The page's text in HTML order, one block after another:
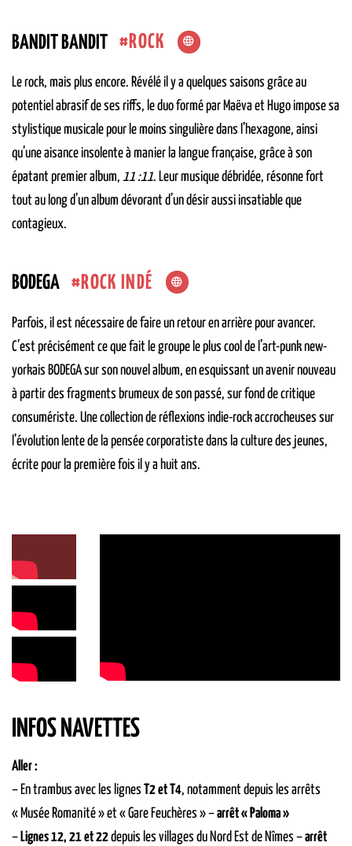
BANDIT BANDIT ROCK
Le rock, mais plus encore. Révélé il y a quelques saisons grâce au
potentiel abrasif de ses riffs, le duo formé par Maëva et Hugo impose sa
stylistique musicale pour le moins singulière dans l’hexagone, ainsi
qu’une aisance insolente à manier la langue française, grâce à son
épatant premier album, 11 :11. Leur musique débridée, résonne fort
tout au long d’un album dévorant d’un désir aussi insatiable que
contagieux.
BODEGA ROCK INDÉ
Parfois, il est nécessaire de faire un retour en arrière pour avancer.
C’est précisément ce que fait le groupe le plus cool de l’art-punk new-
yorkais BODEGA sur son nouvel album, en esquissant un avenir nouveau
à partir des fragments brumeux de son passé, sur fond de critique
consumériste. Une collection de réflexions indie-rock accrocheuses sur
l’évolution lente de la pensée corporatiste dans la culture des jeunes,
écrite pour la première fois il y a huit ans.
INFOS NAVETTES
Aller :
– En trambus avec les lignes T2 et T4, notamment depuis les arrêts
« Musée Romanité » et « Gare Feuchères » –arrêt « Paloma »
– Lignes 12, 21 et 22depuis les villages du Nord Est de Nîmes –arrêt